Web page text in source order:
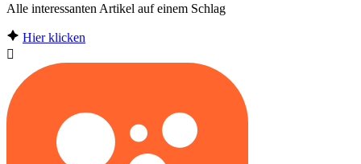
Alle interessanten Artikel auf einem Schlag
Hier klicken